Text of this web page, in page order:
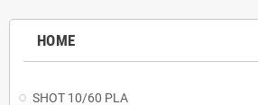
HOME
SHOT 10/60 PLA